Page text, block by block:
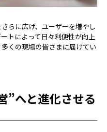
らに広げ、ユーザーを増やし
トによって日々利便性が向上
くの現場の皆さまに届けてい
”へと進化させる